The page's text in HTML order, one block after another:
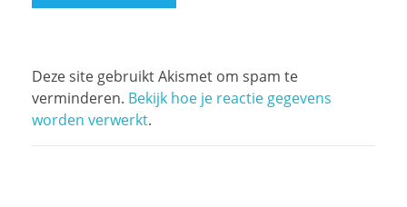
Deze site gebruikt Akismet om spam te
verminderen. Bekijk hoe je reactie gegevens
worden verwerkt.